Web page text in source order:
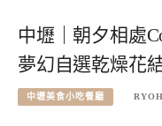
中壢｜朝夕相處
夢幻自選乾燥花
中壢美食小吃餐廳